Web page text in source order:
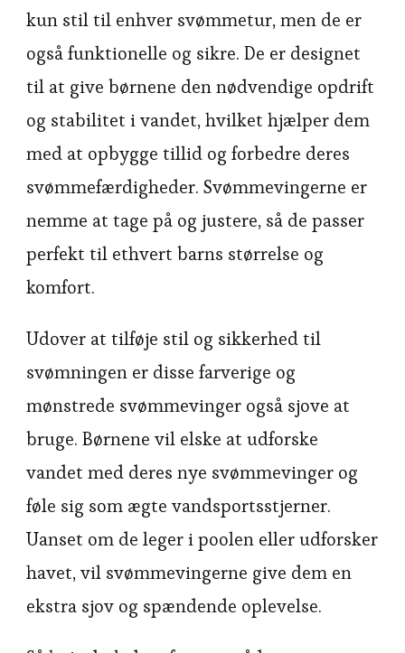
kun stil til enhver svømmetur, men de er
også funktionelle og sikre. De er designet
til at give børnene den nødvendige opdrift
og stabilitet i vandet, hvilket hjælper dem
med at opbygge tillid og forbedre deres
svømmefærdigheder. Svømmevingerne er
nemme at tage på og justere, så de passer
perfekt til ethvert barns størrelse og
komfort.
Udover at tilføje stil og sikkerhed til
svømningen er disse farverige og
mønstrede svømmevinger også sjove at
bruge. Børnene vil elske at udforske
vandet med deres nye svømmevinger og
føle sig som ægte vandsportsstjerner.
Uanset om de leger i poolen eller udforsker
havet, vil svømmevingerne give dem en
ekstra sjov og spændende oplevelse.